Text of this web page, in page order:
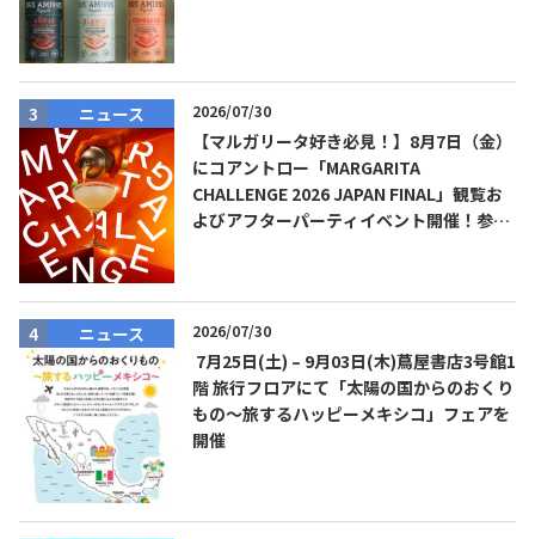
ニュース 2026/07/30
【マルガリータ好き必見！】8月7日（金）
にコアントロー「MARGARITA
CHALLENGE 2026 JAPAN FINAL」観覧お
よびアフターパーティイベント開催！参加
ニュース 2026/07/30
7月25日(土) – 9月03日(木)蔦屋書店3号館1
階 旅行フロアにて「太陽の国からのおくり
もの～旅するハッピーメキシコ」フェアを
開催